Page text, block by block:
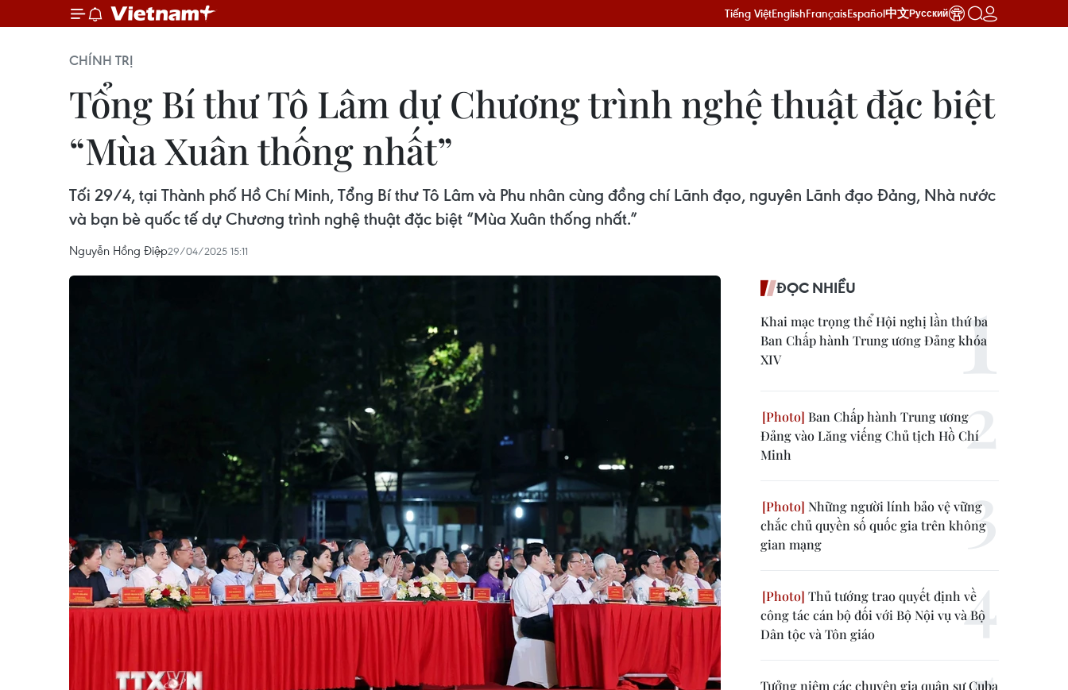
Tiếng ViệtEnglishFrançaisEspañol中文Русский
CHÍNH TRỊ
Tổng Bí thư Tô Lâm dự Chương trình nghệ thuật đặc biệt
“Mùa Xuân thống nhất”
Tối 29/4, tại Thành phố Hồ Chí Minh, Tổng Bí thư Tô Lâm và Phu nhân cùng đồng chí Lãnh đạo, nguyên Lãnh đạo Đảng, Nhà nước
và bạn bè quốc tế dự Chương trình nghệ thuật đặc biệt “Mùa Xuân thống nhất.”
Nguyễn Hồng Điệp29/04/2025 15:11
ĐỌC NHIỀU
Khai mạc trọng thể Hội nghị lần thứ ba
Ban Chấp hành Trung ương Đảng khóa
XIV
Ban Chấp hành Trung ương
Đảng vào Lăng viếng Chủ tịch Hồ Chí
Minh
Những người lính bảo vệ vững
chắc chủ quyền số quốc gia trên không
gian mạng
Thủ tướng trao quyết định về
công tác cán bộ đối với Bộ Nội vụ và Bộ
Dân tộc và Tôn giáo
Tưởng niệm các chuyên gia quân sự Cuba